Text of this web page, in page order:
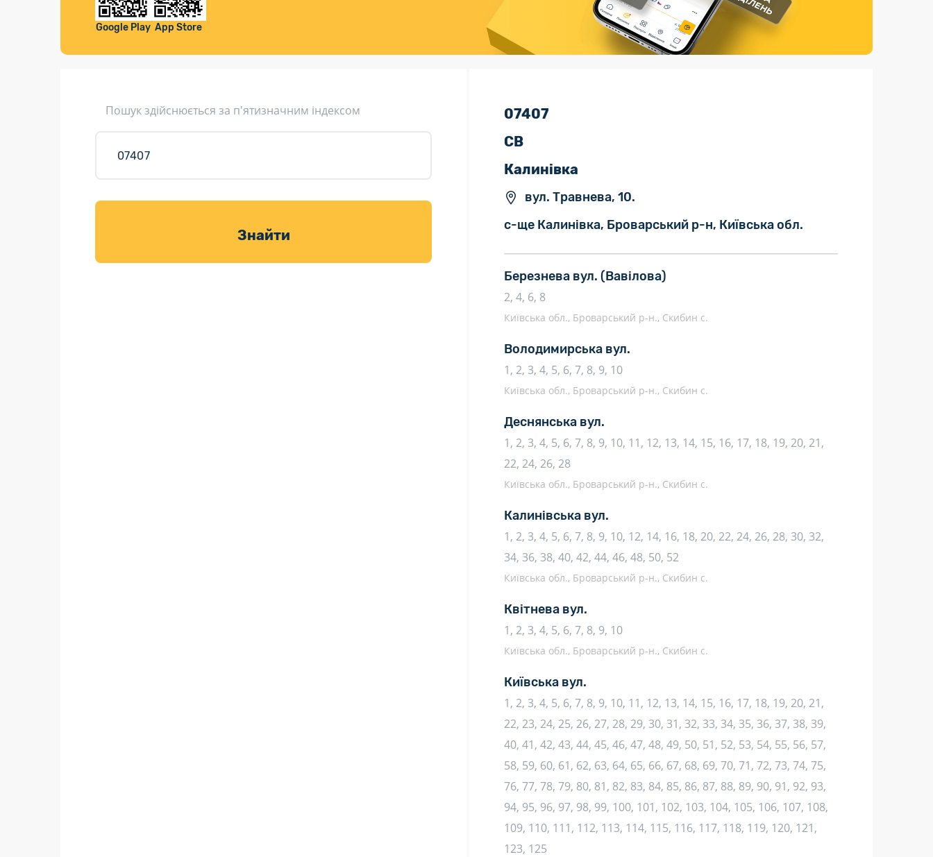
Листи та листівки
Доставка товарів для саду
Валютно-обмінні операції
Страхові послуги
Каталог «Укрпошта Маркет»
Google Play App Store
Пошук здійснюється за п'ятизначним індексом
Знайти
07407
СВ
Калинівка
вул. Травнева, 10.
с-ще Калинівка, Броварський р-н, Київська обл.
Березнева вул. (Вавілова)
2, 4, 6, 8
Київська обл., Броварський р-н., Скибин с.
Володимирська вул.
1, 2, 3, 4, 5, 6, 7, 8, 9, 10
Київська обл., Броварський р-н., Скибин с.
Деснянська вул.
1, 2, 3, 4, 5, 6, 7, 8, 9, 10, 11, 12, 13, 14, 15, 16, 17, 18, 19, 20, 21,
22, 24, 26, 28
Київська обл., Броварський р-н., Скибин с.
Калинівська вул.
1, 2, 3, 4, 5, 6, 7, 8, 9, 10, 12, 14, 16, 18, 20, 22, 24, 26, 28, 30, 32,
34, 36, 38, 40, 42, 44, 46, 48, 50, 52
Київська обл., Броварський р-н., Скибин с.
Квітнева вул.
1, 2, 3, 4, 5, 6, 7, 8, 9, 10
Київська обл., Броварський р-н., Скибин с.
Київська вул.
1, 2, 3, 4, 5, 6, 7, 8, 9, 10, 11, 12, 13, 14, 15, 16, 17, 18, 19, 20, 21,
22, 23, 24, 25, 26, 27, 28, 29, 30, 31, 32, 33, 34, 35, 36, 37, 38, 39,
40, 41, 42, 43, 44, 45, 46, 47, 48, 49, 50, 51, 52, 53, 54, 55, 56, 57,
58, 59, 60, 61, 62, 63, 64, 65, 66, 67, 68, 69, 70, 71, 72, 73, 74, 75,
76, 77, 78, 79, 80, 81, 82, 83, 84, 85, 86, 87, 88, 89, 90, 91, 92, 93,
94, 95, 96, 97, 98, 99, 100, 101, 102, 103, 104, 105, 106, 107, 108,
109, 110, 111, 112, 113, 114, 115, 116, 117, 118, 119, 120, 121,
123, 125